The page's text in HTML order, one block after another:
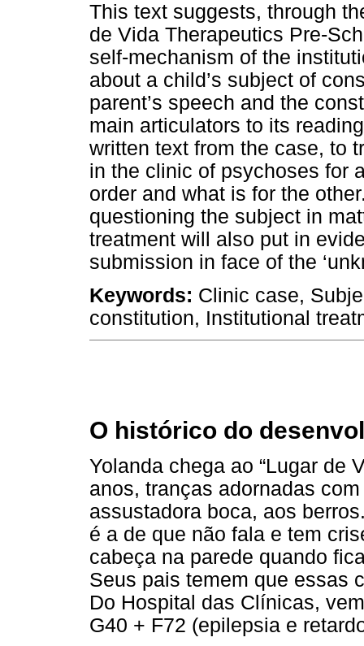
This text suggests, through
de Vida Therapeutics Pre-
self-mechanism of the
about a child’s subject of
parent’s speech and the
main articulators to its
written text from the case, to
in the clinic of psychoses for
order and what is for the
questioning the subject in
treatment will also put in
submission in face of the
Keywords: Clinic case,
constitution, Institutional
O histórico do
Yolanda chega ao “Lugar de
anos, tranças adornadas
assustadora boca, aos
é a de que não fala e tem
cabeça na parede quando
Seus pais temem que essas
Do Hospital das Clínicas,
G40 + F72 (epilepsia e